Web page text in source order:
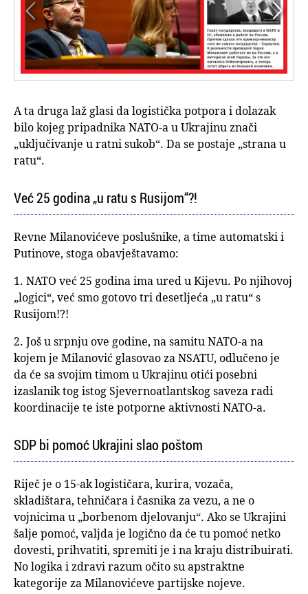


A ta druga laž glasi da logistička potpora i dolazak
bilo kojeg pripadnika NATO-a u Ukrajinu znači
„uključivanje u ratni sukob“. Da se postaje „strana u
ratu“.
Već 25 godina „u ratu s Rusijom“?!
Revne Milanovićeve poslušnike, a time automatski i
Putinove, stoga obavještavamo:
1. NATO već 25 godina ima ured u Kijevu. Po njihovoj
„logici“, već smo gotovo tri desetljeća „u ratu“ s
Rusijom!?!
2. Još u srpnju ove godine, na samitu NATO-a na
kojem je Milanović glasovao za NSATU, odlučeno je
da će sa svojim timom u Ukrajinu otići posebni
izaslanik tog istog Sjevernoatlantskog saveza radi
koordinacije te iste potporne aktivnosti NATO-a.
SDP bi pomoć Ukrajini slao poštom
Riječ je o 15-ak logističara, kurira, vozača,
skladištara, tehničara i časnika za vezu, a ne o
vojnicima u „borbenom djelovanju“. Ako se Ukrajini
šalje pomoć, valjda je logično da će tu pomoć netko
dovesti, prihvatiti, spremiti je i na kraju distribuirati.
No logika i zdravi razum očito su apstraktne
kategorije za Milanovićeve partijske nojeve.